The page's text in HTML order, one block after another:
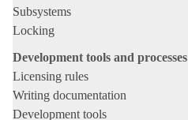
Subsystems
Locking
Development tools and processes
Licensing rules
Writing documentation
Development tools